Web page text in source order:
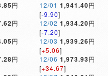
円
円
円
円
12/01 1,941.40円
[-9.90]
12/02 1,934.20円
[-7.20]
12/03 1,939.26円
[+5.06]
12/06 1,973.93円
[+34.67]